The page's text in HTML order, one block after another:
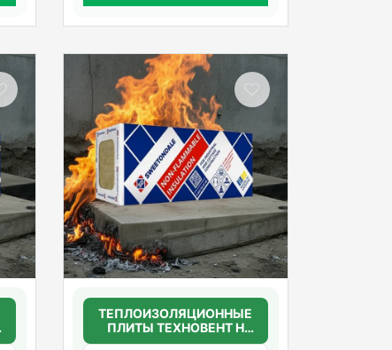
ТЕПЛОИЗОЛЯЦИОННЫЕ
ПЛИТЫ ТЕХНОВЕНТ Н
50мм.(36г/м3)